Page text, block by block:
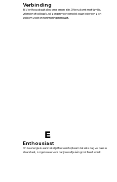
Verbinding
Bij Vier Hoog draait alles om samen zijn. Of je nu komt met familie,
vrienden of collega’s, wij zorgen voor een plek waar iedereen zich
welkom voelt en herinneringen maakt.
E
Enthousiast
Onze energie is aanstekelijk! Met een topteam dat elke dag vol passie
klaarstaat, zorgen we ervoor dat jouw uitje één groot feest wordt.